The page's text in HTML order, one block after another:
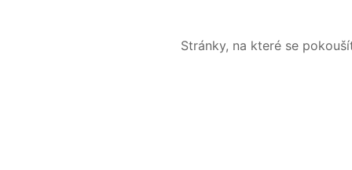
Stránky, na které se